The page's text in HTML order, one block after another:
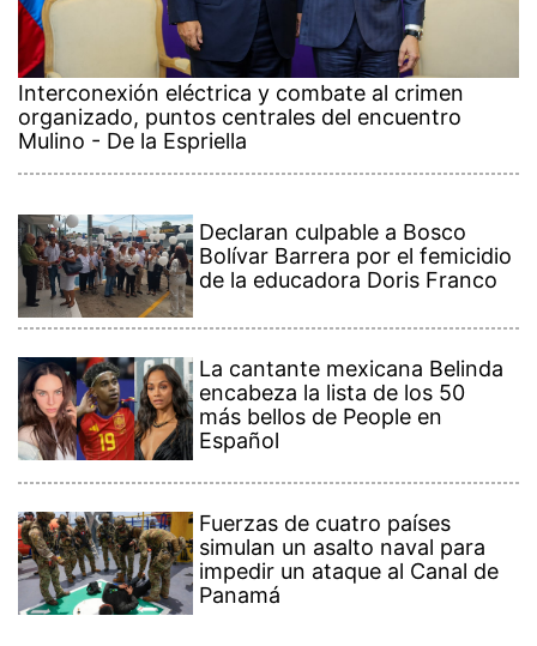
Interconexión eléctrica y combate al crimen
organizado, puntos centrales del encuentro
Mulino - De la Espriella
Declaran culpable a Bosco
Bolívar Barrera por el femicidio
de la educadora Doris Franco
La cantante mexicana Belinda
encabeza la lista de los 50
más bellos de People en
Español
Fuerzas de cuatro países
simulan un asalto naval para
impedir un ataque al Canal de
Panamá